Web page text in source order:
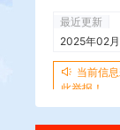
最近更新
2025年02
当前信
此举报！